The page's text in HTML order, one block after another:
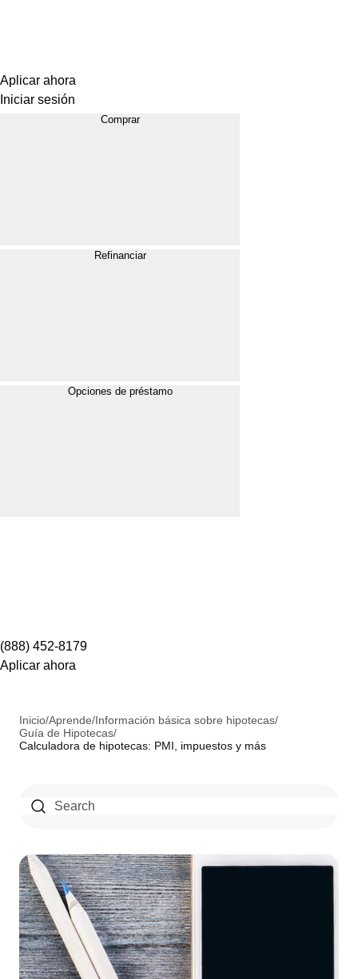
Aplicar ahora
Iniciar sesión
Comprar
Refinanciar
Opciones de préstamo
(888) 452-8179
Aplicar ahora
Inicio/Aprende/Información básica sobre hipotecas/
Guía de Hipotecas/
Calculadora de hipotecas: PMI, impuestos y más